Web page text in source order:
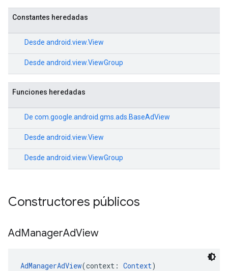
Constantes heredadas
Desde android.view.View
Desde android.view.ViewGroup
Funciones heredadas
De com.google.android.gms.ads.BaseAdView
Desde android.view.View
Desde android.view.ViewGroup
Constructores públicos
AdManagerAdView
AdManagerAdView(context: Context)